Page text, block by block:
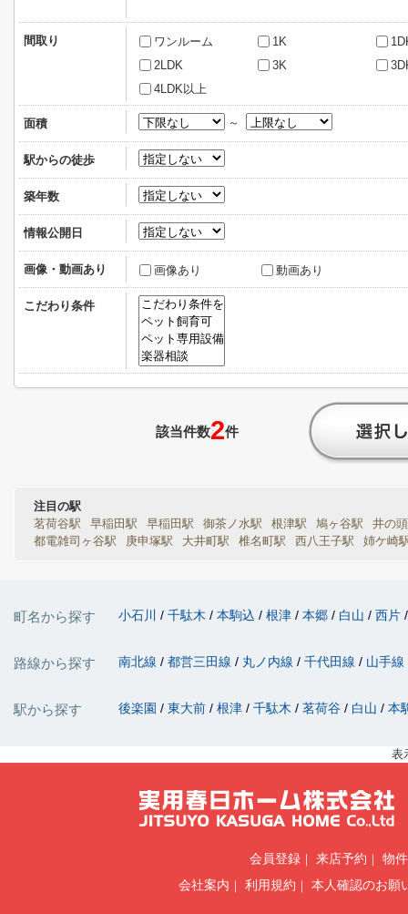
間取り ワンルーム 1K
2LDK
3K
4LDK以上
面積 ～
駅からの徒歩
築年数
情報公開日
画像・動画あり 画像あり 動画あり
こだわり条件
該当件数2件
注目の駅
茗荷谷駅
早稲田駅 早稲田駅 御茶ノ水駅 根津駅 鳩ヶ谷駅
井の
都電雑司ヶ谷駅
庚申塚駅 大井町駅 椎名町駅 西八王子駅 姉ケ崎
町名から探す 小石川 千駄木 本駒込 根津 本郷 白山 西片
路線から探す 南北線 都営三田線 丸ノ内線 千代田線 山手線
駅から探す 後楽園 東大前 根津 千駄木 茗荷谷 白山 本
表
会員登録 来店予約
物
会社案内
利用規約 本人確認のお願